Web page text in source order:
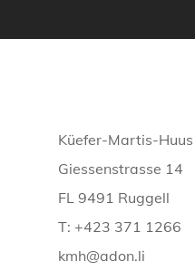
Küefer-Martis-Huus
Giessenstrasse 14
FL 9491 Ruggell
T: +423 371 1266
kmh@adon.li